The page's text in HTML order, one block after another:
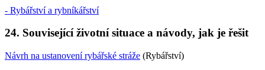
- Rybářství a rybníkářství
24. Související životní situace a návody, jak je řešit
Návrh na ustanovení rybářské stráže (Rybářství)